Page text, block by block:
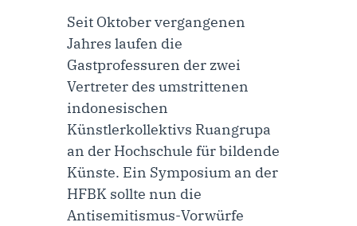
Seit Oktober vergangenen
Jahres laufen die
Gastprofessuren der zwei
Vertreter des umstrittenen
indonesischen
Künstlerkollektivs Ruangrupa
an der Hochschule für bildende
Künste. Ein Symposium an der
HFBK sollte nun die
Antisemitismus-Vorwürfe